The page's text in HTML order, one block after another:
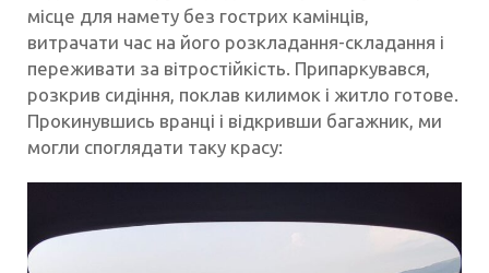
місце для намету без гострих камінців,
витрачати час на його розкладання-складання і
переживати за вітростійкість. Припаркувався,
розкрив сидіння, поклав килимок і житло готове.
Прокинувшись вранці і відкривши багажник, ми
могли споглядати таку красу: